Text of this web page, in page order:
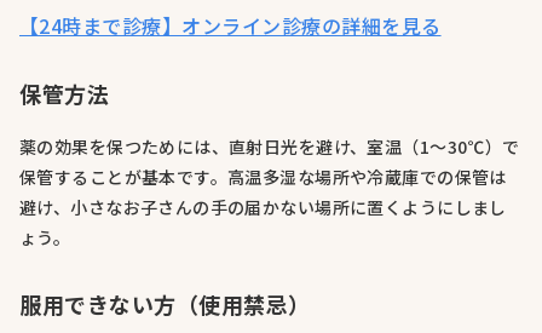
【24時まで診療】オンライン診療の詳細を見る
保管方法
薬の効果を保つためには、直射日光を避け、室温（1～30℃）で
保管することが基本です。高温多湿な場所や冷蔵庫での保管は
避け、小さなお子さんの手の届かない場所に置くようにしまし
ょう。
服用できない方（使用禁忌）